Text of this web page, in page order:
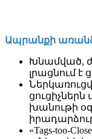
Ապրանքի
Խնամված,
լրացնում
խանութի
«Tags-too-